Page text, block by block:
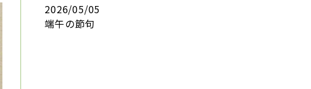
2026/05/05
端午の節句